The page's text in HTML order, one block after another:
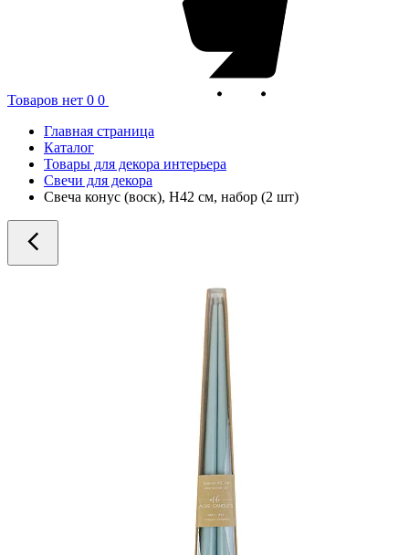
Товаров нет 0 0
Главная страница
Каталог
Товары для декора интерьера
Свечи для декора
Свеча конус (воск), H42 см, набор (2 шт)